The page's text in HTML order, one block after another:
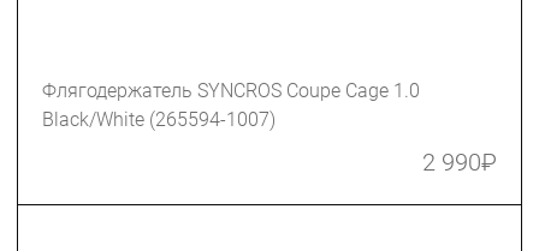
Флягодержатель SYNCROS Coupe Cage 1.0
Black/White (265594-1007)
2 990₽